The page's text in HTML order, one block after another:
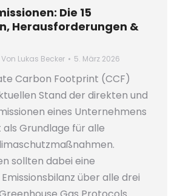
Die 15
Herausforderungen &
Von Lukas Becker 5. März 2026
Carbon Footprint (CCF)
Stand der direkten und
eines Unternehmens
Grundlage für alle
sollten dabei eine
über alle drei